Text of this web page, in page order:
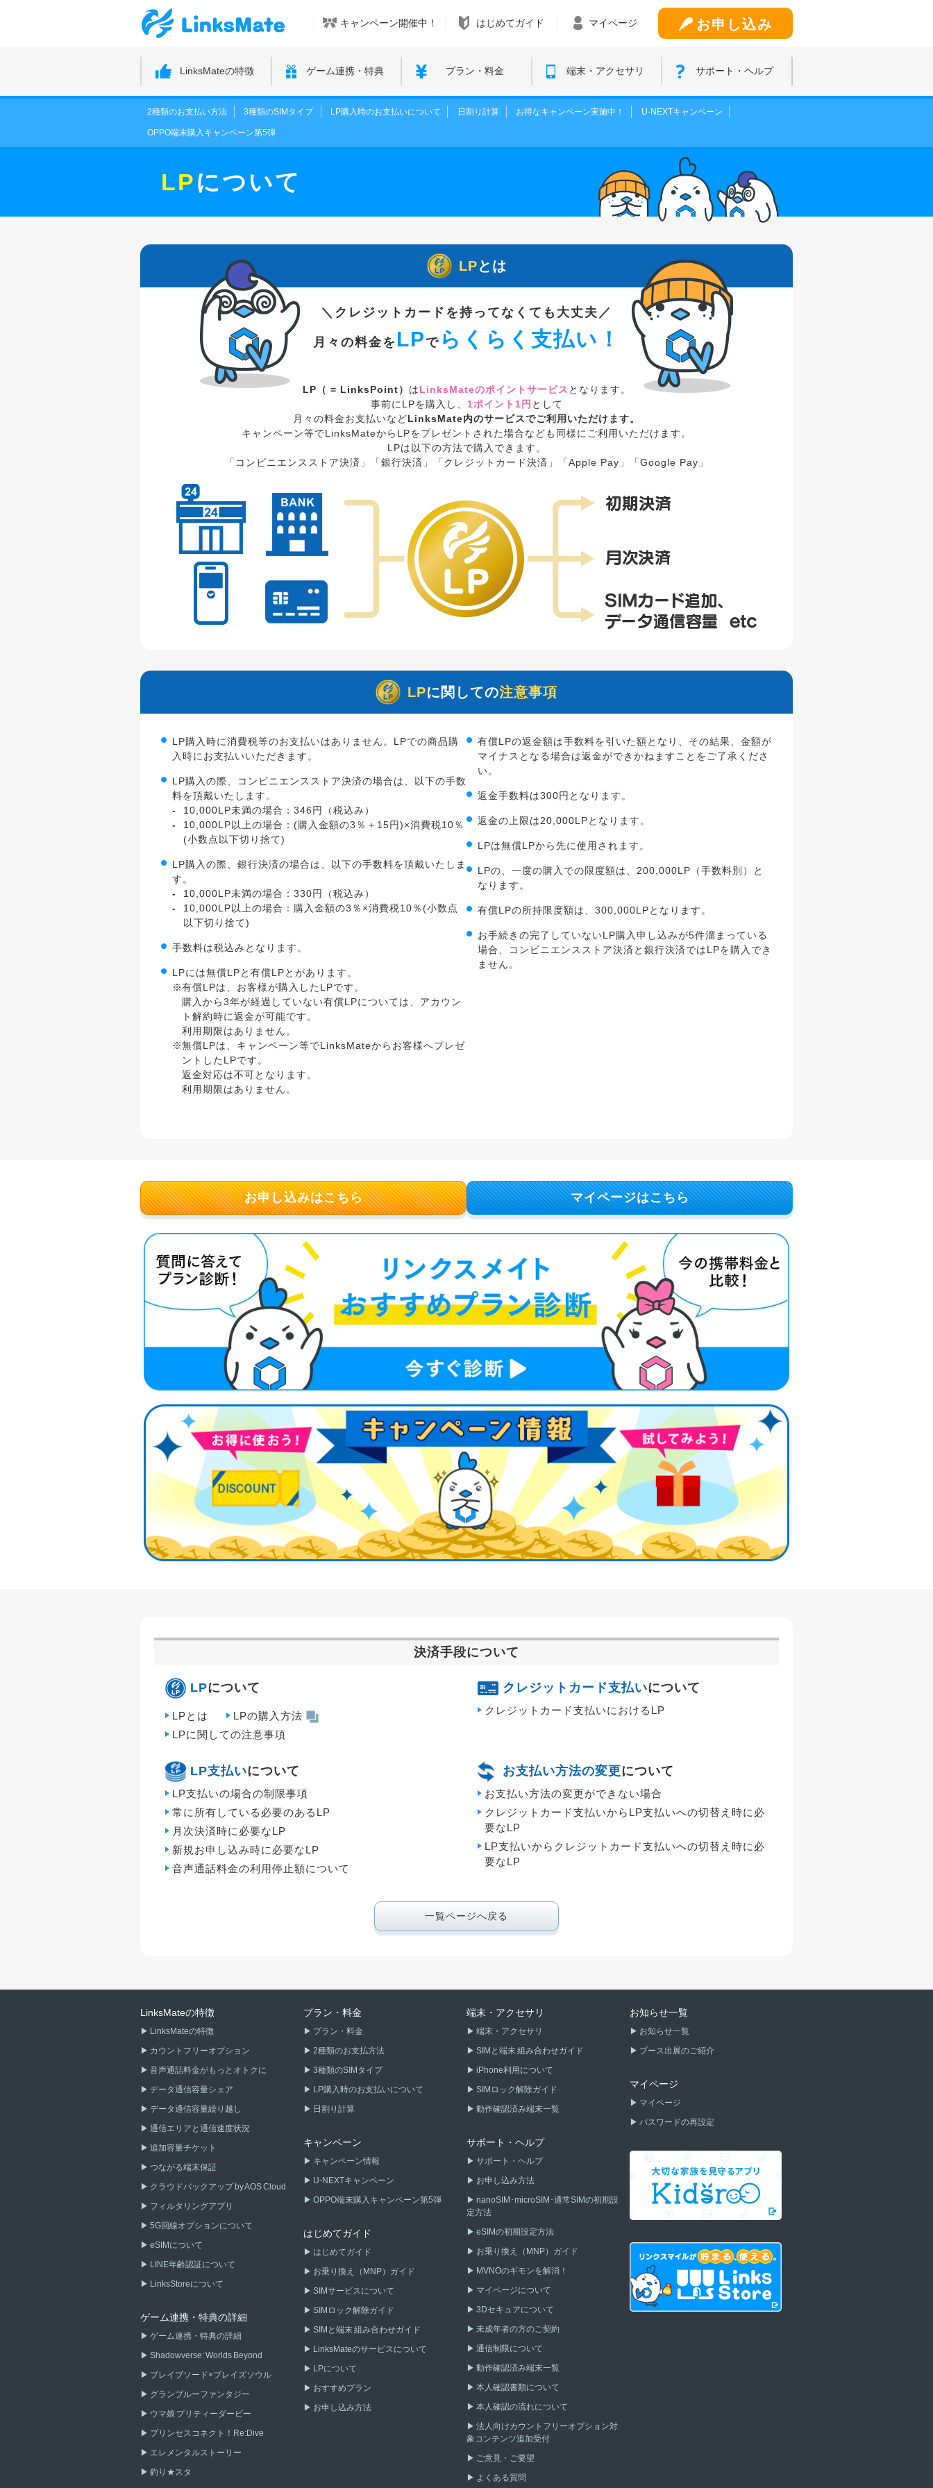
キャンペーン開催中！ はじめてガイド マイページ お申し込み
LinksMateの特徴 ゲーム連携・特典 プラン・料金 端末・アクセサリ サポート・ヘルプ
2種類のお支払い方法 3種類のSIMタイプ LP購入時のお支払いについて 日割り計算 お得なキャンペーン実施中！ U-NEXTキャンペーン
OPPO端末購入キャンペーン第5弾
LPについて
LPとは
クレジットカードを持ってなくても大丈夫
月々の料金を LP で らくらく支払い！
LP（ = LinksPoint） はLinksMateのポイントサービス となります。
事前にLPを購入し、 1ポイント1円 として
月々の料金お支払いなどLinksMate内のサービスでご利用いただけます。
キャンペーン等でLinksMateからLPをプレゼントされた場合なども同様にご利用いただけます。
LPは以下の方法で購入できます。
「コンビニエンスストア決済」「銀行決済」「クレジットカード決済」「Apple Pay」「Google Pay」
LPに関しての注意事項
LP購入時に消費税等のお支払いはありません。LPでの商品購
入時にお支払いいただきます。
LP購入の際、コンビニエンスストア決済の場合は、以下の手数
料を頂戴いたします。
10,000LP未満の場合：346円（税込み）
10,000LP以上の場合：(購入金額の3％＋15円)×消費税10％
(小数点以下切り捨て)
LP購入の際、銀行決済の場合は、以下の手数料を頂戴いたしま
す。
10,000LP未満の場合：330円（税込み）
10,000LP以上の場合：購入金額の3％×消費税10％(小数点
以下切り捨て)
手数料は税込みとなります。
LPには無償LPと有償LPとがあります。
有償LPは、お客様が購入したLPです。
購入から3年が経過していない有償LPについては、アカウン
ト解約時に返金が可能です。
利用期限はありません。
無償LPは、キャンペーン等でLinksMateからお客様へプレゼ
ントしたLPです。
返金対応は不可となります。
利用期限はありません。
有償LPの返金額は手数料を引いた額となり、その結果、金額が
マイナスとなる場合は返金ができかねますことをご了承くださ
い。
返金手数料は300円となります。
返金の上限は20,000LPとなります。
LPは無償LPから先に使用されます。
LPの、一度の購入での限度額は、200,000LP（手数料別）と
なります。
有償LPの所持限度額は、300,000LPとなります。
お手続きの完了していないLP購入申し込みが5件溜まっている
場合、コンビニエンスストア決済と銀行決済ではLPを購入でき
ません。
お申し込みはこちら マイページはこちら
決済手段について
LPについて
LPとは
LPの購入方法
LPに関しての注意事項
クレジットカード支払いについて
クレジットカード支払いにおけるLP
LP支払いについて
LP支払いの場合の制限事項
常に所有している必要のあるLP
月次決済時に必要なLP
新規お申し込み時に必要なLP
音声通話料金の利用停止額について
お支払い方法の変更について
お支払い方法の変更ができない場合
クレジットカード支払いからLP支払いへの切替え時に必
要なLP
LP支払いからクレジットカード支払いへの切替え時に必
要なLP
一覧ページへ戻る
LinksMateの特徴
LinksMateの特徴
カウントフリーオプション
音声通話料金がもっとオトクに
データ通信容量シェア
データ通信容量繰り越し
通信エリアと通信速度状況
追加容量チケット
つながる端末保証
クラウドバックアップ by AOS Cloud
フィルタリングアプリ
5G回線オプションについて
eSIMについて
LINE年齢認証について
LinksStoreについて
ゲーム連携・特典の詳細
ゲーム連携・特典の詳細
Shadowverse: Worlds Beyond
ブレイブソード×ブレイズソウル
グランブルーファンタジー
ウマ娘 プリティーダービー
プリンセスコネクト！Re:Dive
エレメンタルストーリー
釣り★スタ
プラン・料金
プラン・料金
2種類のお支払方法
3種類のSIMタイプ
LP購入時のお支払いについて
日割り計算
キャンペーン
キャンペーン情報
U-NEXTキャンペーン
OPPO端末購入キャンペーン第5弾
はじめてガイド
はじめてガイド
お乗り換え（MNP）ガイド
SIMサービスについて
SIMロック解除ガイド
SIMと端末 組み合わせガイド
LinksMateのサービスについて
LPについて
おすすめプラン
お申し込み方法
端末・アクセサリ
端末・アクセサリ
SIMと端末 組み合わせガイド
iPhone利用について
SIMロック解除ガイド
動作確認済み端末一覧
サポート・ヘルプ
サポート・ヘルプ
お申し込み方法
nanoSIM･microSIM･通常SIMの初期設
定方法
eSIMの初期設定方法
お乗り換え（MNP）ガイド
MVNOのギモンを解消！
マイページについて
3Dセキュアについて
未成年者の方のご契約
通信制限について
動作確認済み端末一覧
本人確認書類について
本人確認の流れについて
法人向けカウントフリーオプション対
象コンテンツ追加受付
ご意見・ご要望
よくある質問
お知らせ一覧
お知らせ一覧
ブース出展のご紹介
マイページ
マイページ
パスワードの再設定